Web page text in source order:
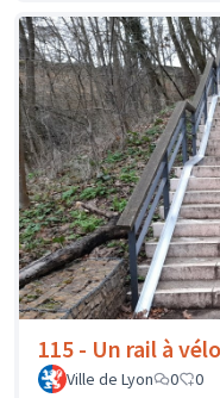
115 - Un rail à
Ville de Lyon
0 0